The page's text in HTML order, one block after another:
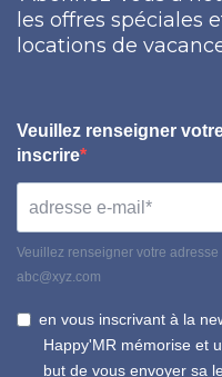
les offres spéciales
locations de
Veuillez renseigner
inscrire
Veuillez renseigner votre
abc@xyz.com
en vous inscrivant à la
Happy'MR mémorise et
but de vous envoyer sa